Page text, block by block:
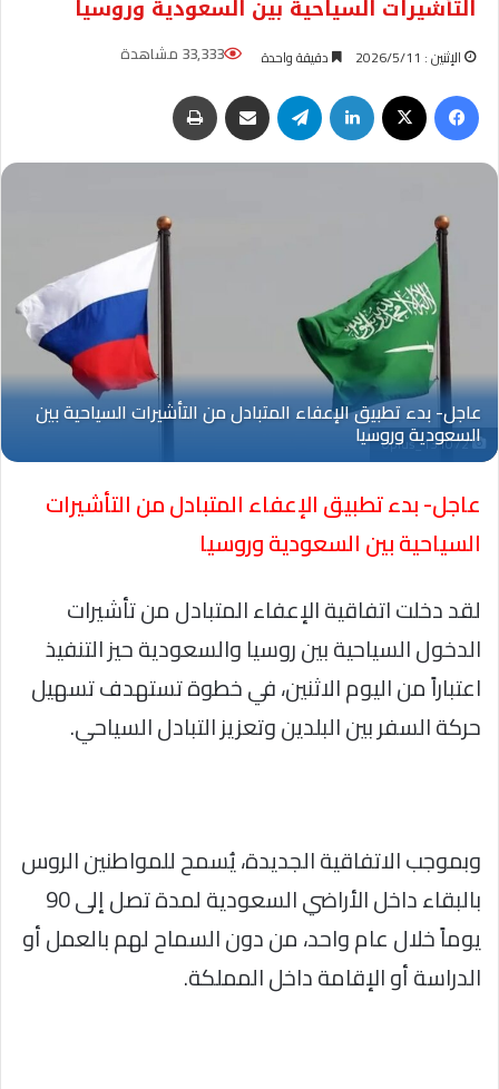
التأشيرات السياحية بين السعودية وروسيا
الإثنين : 2026/5/11 دقيقة واحدة
33,333 مشاهدة
فيسبوك
لينكدإن تيلقرام مشاركة عبر البريد
Oplus_131072
عاجل- بدء تطبيق الإعفاء المتبادل من التأشيرات
السياحية بين السعودية وروسيا
لقد دخلت اتفاقية الإعفاء المتبادل من تأشيرات
الدخول السياحية بين روسيا والسعودية حيز التنفيذ
اعتباراً من اليوم الاثنين، في خطوة تستهدف تسهيل
حركة السفر بين البلدين وتعزيز التبادل السياحي.
وبموجب الاتفاقية الجديدة، يُسمح للمواطنين الروس
بالبقاء داخل الأراضي السعودية لمدة تصل إلى 90
يوماً خلال عام واحد، من دون السماح لهم بالعمل أو
الدراسة أو الإقامة داخل المملكة.